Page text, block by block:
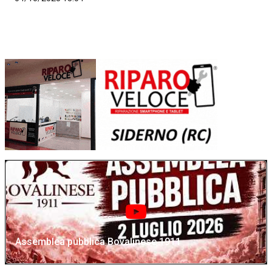
Assemblea pubblica Bovalinese 1911